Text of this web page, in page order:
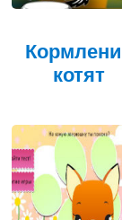
котят